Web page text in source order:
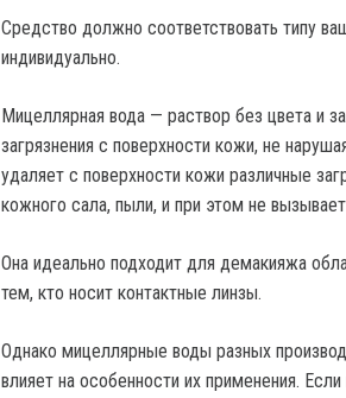
Средство должно соответствовать типу
индивидуально.
Мицеллярная вода — раствор без цвета и
загрязнения с поверхности кожи, не
удаляет с поверхности кожи различные
кожного сала, пыли, и при этом не
Она идеально подходит для демакияжа
тем, кто носит контактные линзы.
Однако мицеллярные воды разных
влияет на особенности их применения.